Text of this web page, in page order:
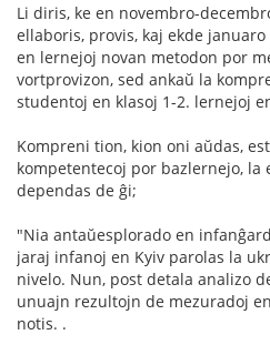
Li diris, ke en novembro-
ellaboris, provis, kaj ekde
en lernejoj novan metodon por
vortprovizon, sed ankaŭ la
studentoj en klasoj 1-2. lernejoj
Kompreni tion, kion oni aŭdas,
kompetentecoj por bazlernejo, la
dependas de ĝi;
"Nia antaŭesplorado en
jaraj infanoj en Kyiv parolas la
nivelo. Nun, post detala analizo
unuajn rezultojn de mezuradoj
notis. .